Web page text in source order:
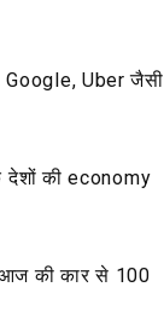
Uber जैसी
देशों की economy
आज की कार से 100